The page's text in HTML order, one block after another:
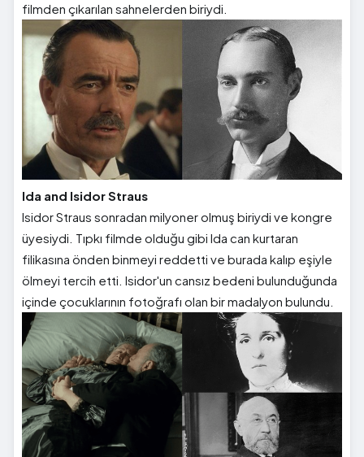
filmden çıkarılan sahnelerden biriydi.
Ida and Isidor Straus
Isidor Straus sonradan milyoner olmuş biriydi ve kongre
üyesiydi. Tıpkı filmde olduğu gibi Ida can kurtaran
filikasına önden binmeyi reddetti ve burada kalıp eşiyle
ölmeyi tercih etti. Isidor'un cansız bedeni bulunduğunda
içinde çocuklarının fotoğrafı olan bir madalyon bulundu.